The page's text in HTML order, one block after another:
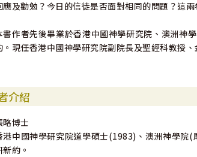
應及勸勉？今日的信徒是否面對相同的問題？這
書作者先後畢業於香港中國神學研究院、澳洲神
。現任香港中國神學研究院副院長及聖經科教授
介紹
略博士
港中國神學研究院道學碩士(1983)、澳洲神學院
新約。